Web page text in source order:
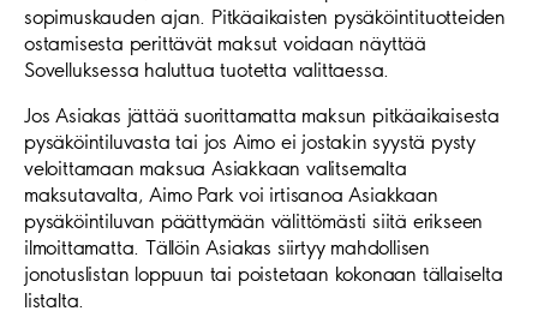
sopimuskauden ajan. Pitkäaikaisten pysäköintituotteiden
ostamisesta perittävät maksut voidaan näyttää
Sovelluksessa haluttua tuotetta valittaessa.
Jos Asiakas jättää suorittamatta maksun pitkäaikaisesta
pysäköintiluvasta tai jos Aimo ei jostakin syystä pysty
veloittamaan maksua Asiakkaan valitsemalta
maksutavalta, Aimo Park voi irtisanoa Asiakkaan
pysäköintiluvan päättymään välittömästi siitä erikseen
ilmoittamatta. Tällöin Asiakas siirtyy mahdollisen
jonotuslistan loppuun tai poistetaan kokonaan tällaiselta
listalta.